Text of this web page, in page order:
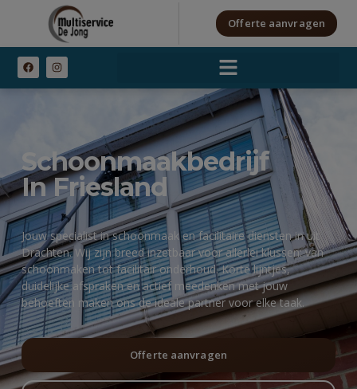
Offerte aanvragen
Schoonmaakbedrijf
In Friesland
Jouw specialist in schoonmaak en facilitaire diensten in uit
Drachten. Wij zijn breed inzetbaar voor allerlei klussen: van
schoonmaken tot facilitair onderhoud. Korte lijntjes,
duidelijke afspraken en actief meedenken met jouw
behoeften maken ons de ideale partner voor elke taak.
Offerte aanvragen